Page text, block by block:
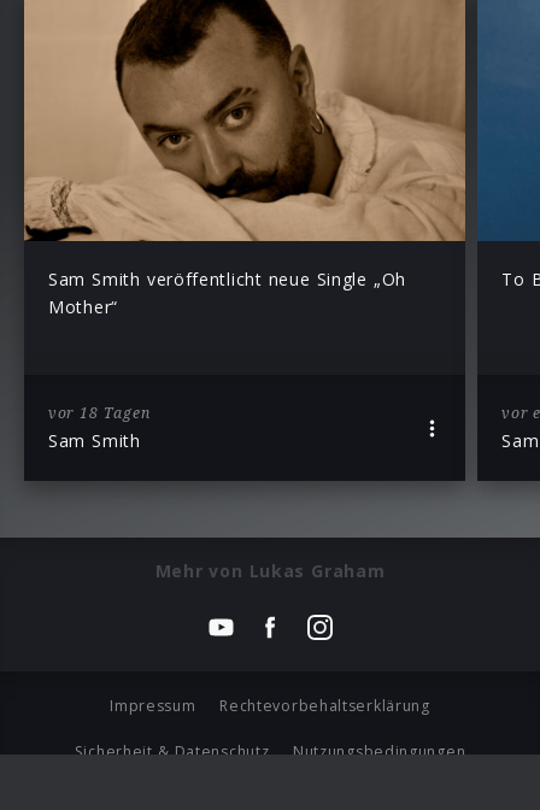
Sam Smith veröffentlicht neue Single „Oh
Mother“
vor 18 Tagen
Sam Smith
To
vor
Mehr von Lukas Graham
Impressum Rechtevorbehaltserklärung
Sicherheit & Datenschutz Nutzungsbedingungen